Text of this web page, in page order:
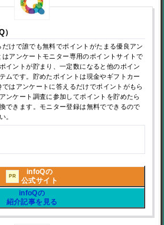
けで誰でも無料でポイントがたまる優良アン
アンケートモニター専用のポイントサイトで
イントが貯まり、一定数になると他のポイン
ムです。貯めたポイントは現金やギフトカー
ではアンケートに答えるだけでポイントがもら
ンケート調査に参加してポイントを貯めたら
できます。モニター登録は無料でできるので
。
PR
infoQの
公式サイト
infoQの
紹介記事を見る